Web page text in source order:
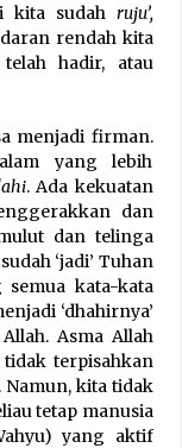
kita sudah ruju’,
rendah kita
telah hadir, atau
menjadi firman.
yang lebih
. Ada kekuatan
dan
dan telinga
‘jadi’ Tuhan
kata-kata
‘dhahirnya’
Asma Allah
tidak terpisahkan
Namun, kita tidak
tetap manusia
yang aktif